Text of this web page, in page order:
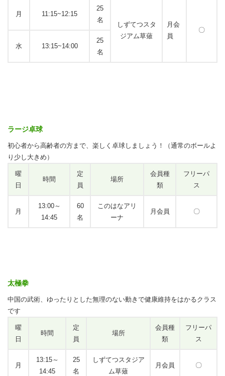
月 11:15~12:15
25
名
しずてつスタ
ジアム草薙
月会
員
〇
水 13:15~14:00
25
名
ラージ卓球
初心者から高齢者の方まで、楽しく卓球しましょう！（通常のボールよ
り少し大きめ）
曜
日
時間
定
員
場所
会員種
類
フリーパ
ス
月
13:00～
14:45
60
名
このはなアリ
ーナ
月会員 〇
太極拳
中国の武術、ゆったりとした無理のない動きで健康維持をはかるクラス
です
曜
日
時間
定
員
場所
会員種
類
フリーパ
ス
月
13:15～
14:45
25
名
しずてつスタジア
ム草薙
月会員 〇